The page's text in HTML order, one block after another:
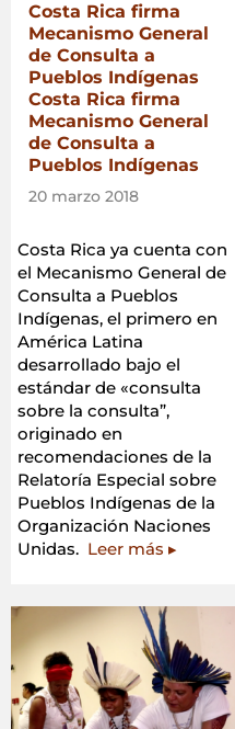
Costa Rica firma
Mecanismo General
de Consulta a
Pueblos Indígenas
Costa Rica firma
Mecanismo General
de Consulta a
Pueblos Indígenas
20 marzo 2018
Costa Rica ya cuenta con
el Mecanismo General de
Consulta a Pueblos
Indígenas, el primero en
América Latina
desarrollado bajo el
estándar de «consulta
sobre la consulta”,
originado en
recomendaciones de la
Relatoría Especial sobre
Pueblos Indígenas de la
Organización Naciones
Unidas. Leer más ▸